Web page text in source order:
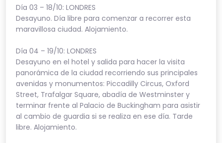
Día 03 – 18/10: LONDRES
Desayuno. Día libre para comenzar a recorrer esta
maravillosa ciudad. Alojamiento.
Día 04 – 19/10: LONDRES
Desayuno en el hotel y salida para hacer la visita
panorámica de la ciudad recorriendo sus principales
avenidas y monumentos: Piccadilly Circus, Oxford
Street, Trafalgar Square, abadía de Westminster y
terminar frente al Palacio de Buckingham para asistir
al cambio de guardia si se realiza en ese día. Tarde
libre. Alojamiento.